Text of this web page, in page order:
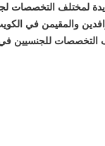
لمختلف التخصصات
للجنسيين في